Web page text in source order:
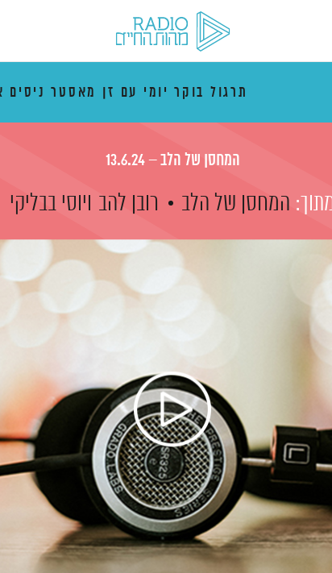
תרגול בוקר יומי עם זן מאסטר ניסים
המחסן של הלב – 13.6.24
המחסן של הלב רובן להב ויוסי בבליקי